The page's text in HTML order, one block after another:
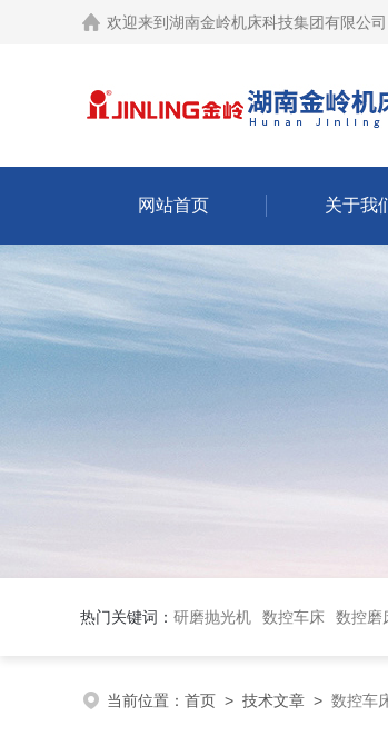
欢迎来到 湖南金岭机床科技集团有限公
网站首页 关于我
热门关键词： 研磨抛光机 数控车床 数控磨
当前位置： 首页 > 技术文章 > 数控车